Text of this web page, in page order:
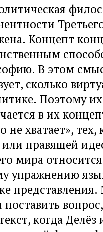
Концепт
В этом
сколько
Поэтому
в их
не хватает», тех,
правящей
мира
упражнению
поставить
когда Делёз